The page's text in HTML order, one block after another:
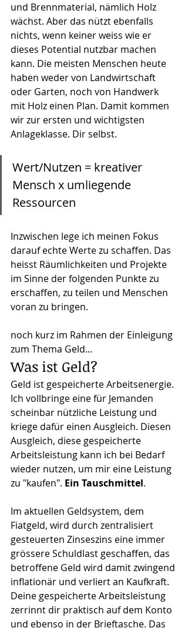
und Brennmaterial, nämlich Holz
wächst. Aber das nützt ebenfalls
nichts, wenn keiner weiss wie er
dieses Potential nutzbar machen
kann. Die meisten Menschen heute
haben weder von Landwirtschaft
oder Garten, noch von Handwerk
mit Holz einen Plan. Damit kommen
wir zur ersten und wichtigsten
Anlageklasse. Dir selbst.
Wert/Nutzen = kreativer
Mensch x umliegende
Ressourcen
Inzwischen lege ich meinen Fokus
darauf echte Werte zu schaffen. Das
heisst Räumlichkeiten und Projekte
im Sinne der folgenden Punkte zu
erschaffen, zu teilen und Menschen
voran zu bringen.
noch kurz im Rahmen der Einleigung
zum Thema Geld...
Was ist Geld?
Geld ist gespeicherte Arbeitsenergie.
Ich vollbringe eine für Jemanden
scheinbar nützliche Leistung und
kriege dafür einen Ausgleich. Diesen
Ausgleich, diese gespeicherte
Arbeitsleistung kann ich bei Bedarf
wieder nutzen, um mir eine Leistung
zu "kaufen". Ein Tauschmittel.
Im aktuellen Geldsystem, dem
Fiatgeld, wird durch zentralisiert
gesteuerten Zinseszins eine immer
grössere Schuldlast geschaffen, das
betroffene Geld wird damit zwingend
inflationär und verliert an Kaufkraft.
Deine gespeicherte Arbeitsleistung
zerrinnt dir praktisch auf dem Konto
und ebenso in der Brieftasche. Das